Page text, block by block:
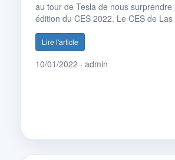
au tour de Tesla de nous surprendre
édition du CES 2022. Le CES de
Lire l'article
10/01/2022 · admin